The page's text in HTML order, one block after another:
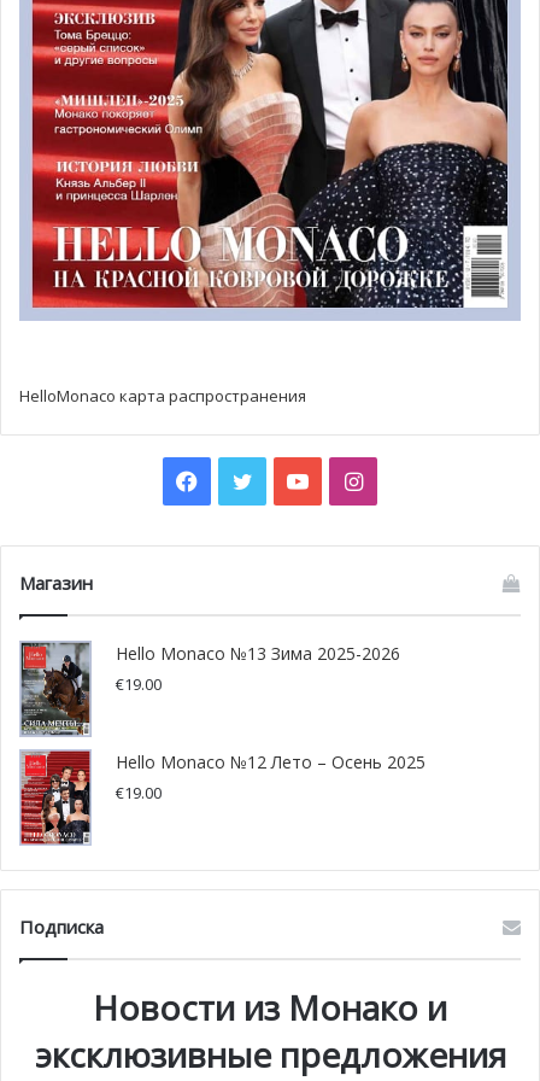
HelloMonaco карта распространения
Facebook
TwitterYouTubeInstagram
Магазин
Hello Monaco №13 Зима 2025-2026
€19.00
Hello Monaco №12 Лето – Осень 2025
€19.00
Подписка
Новости из Монако и
эксклюзивные предложения